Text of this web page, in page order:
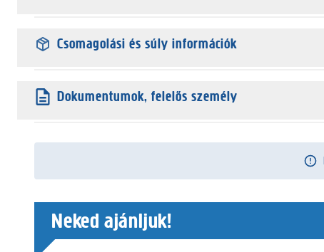
Csomagolási és súly információk
Dokumentumok, felelős személy
Neked ajánljuk!